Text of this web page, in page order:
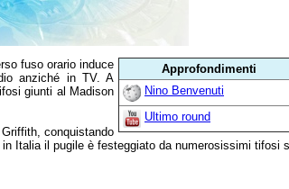
Approfondimenti
Nino Benvenuti
Ultimo round
fuso orario induce
anziché in TV. A
giunti al Madison
conquistando
Italia il pugile è festeggiato da numerosissimi tifosi